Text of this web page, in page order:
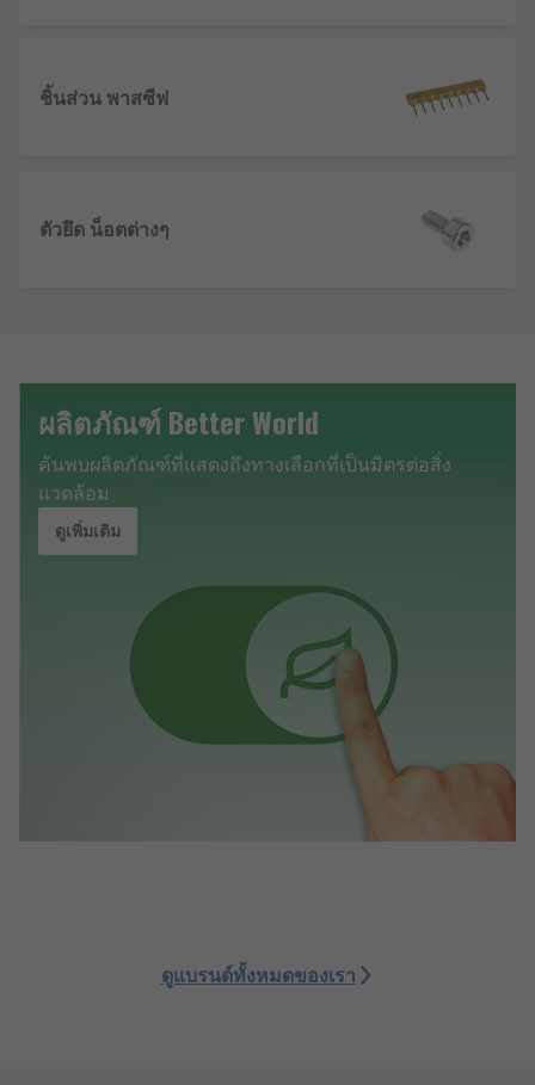
ชิ้นส่วน พาสซีฟ
ตัวยึด น็อตต่างๆ
ผลิตภัณฑ์ Better World
ค้นพบผลิตภัณฑ์ที่แสดงถึงทางเลือกที่เป็นมิตรต่อสิ่ง
แวดล้อม
ดูเพิ่มเติม
ดูแบรนด์ทั้งหมดของเรา